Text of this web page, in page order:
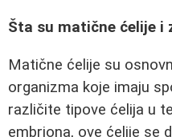
Šta su matične ćelije i
Matične ćelije su
organizma koje imaju
različite tipove ćelija u
embriona, ove ćelije se